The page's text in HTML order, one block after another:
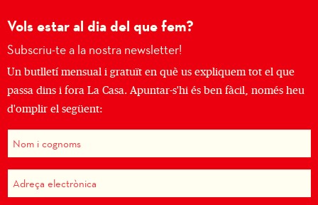
Vols estar al dia del que fem?
Subscriu-te a la nostra newsletter!
Un butlletí mensual i gratuït en què us expliquem tot el que
passa dins i fora La Casa. Apuntar-s'hi és ben fàcil, només heu
d'omplir el següent: